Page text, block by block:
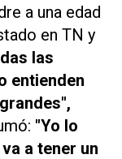
a una edad
en TN y
las
entienden
"Yo lo
a tener un